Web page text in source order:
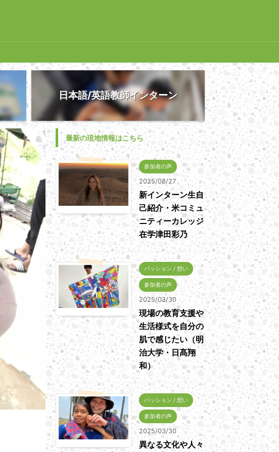
日本語/英語教師インターン
最新の現地情報はこちら
参加者の声
2025/08/27
新インターン生自
己紹介・米コミュ
ニティーカレッジ
在学津田彩乃
パッション / 想い
参加者の声
2025/03/30
現場の教育支援や
生活様式を自分の
肌で感じたい（明
治大学・日髙翔
和）
パッション / 想い
参加者の声
2025/03/30
異なる文化や人々